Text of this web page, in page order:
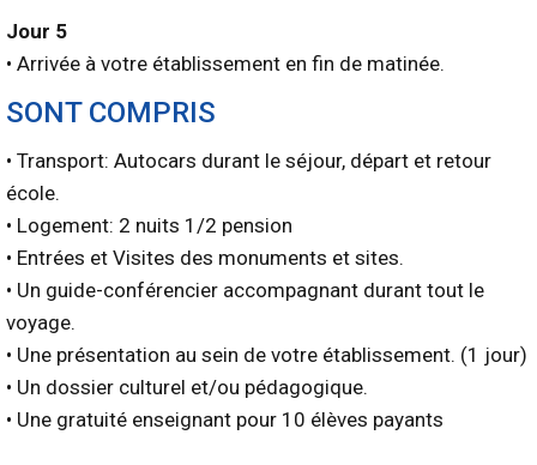
Jour 5
• Arrivée à votre établissement en fin de matinée.
SONT COMPRIS
• Transport: Autocars durant le séjour, départ et retour
école.
• Logement: 2 nuits 1/2 pension
• Entrées et Visites des monuments et sites.
• Un guide-conférencier accompagnant durant tout le
voyage.
• Une présentation au sein de votre établissement. (1 jour)
• Un dossier culturel et/ou pédagogique.
• Une gratuité enseignant pour 10 élèves payants